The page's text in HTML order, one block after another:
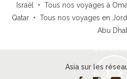
Israël
• Tous nos voyages à
Qatar• Tous nos voyages en
Abu
Asia sur les